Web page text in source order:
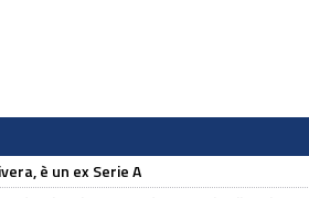
è un ex Serie A